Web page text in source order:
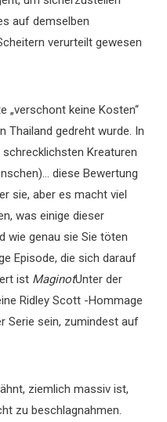
auf demselben
verurteilt gewesen
„verschont keine Kosten“
Thailand gedreht wurde. In
Kreaturen
diese Bewertung
sie, aber es macht viel
was einige dieser
wie genau sie Sie töten
Episode, die sich darauf
ist MaginotUnter der
Ridley Scott -Hommage
Serie sein, zumindest auf
ziemlich massiv ist,
zu beschlagnahmen.